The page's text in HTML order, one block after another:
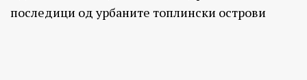
последици од урбаните топлински острови